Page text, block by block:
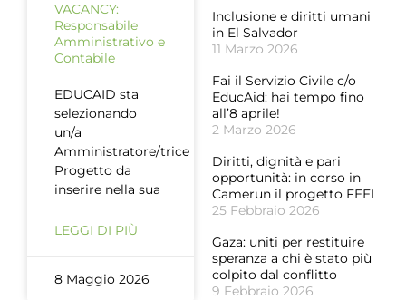
VACANCY:
Responsabile
Amministrativo e
Contabile
EDUCAID sta
selezionando
un/a
Amministratore/trice
Progetto da
inserire nella sua
LEGGI DI PIÙ
8 Maggio 2026
Inclusione e diritti umani
in El Salvador
11 Marzo 2026
Fai il Servizio Civile c/o
EducAid: hai tempo fino
all’8 aprile!
2 Marzo 2026
Diritti, dignità e pari
opportunità: in corso in
Camerun il progetto FEEL
25 Febbraio 2026
Gaza: uniti per restituire
speranza a chi è stato più
colpito dal conflitto
9 Febbraio 2026